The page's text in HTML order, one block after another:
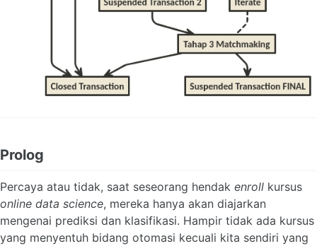
Prolog
Percaya atau tidak, saat seseorang hendak enroll kursus
online data science, mereka hanya akan diajarkan
mengenai prediksi dan klasifikasi. Hampir tidak ada kursus
yang menyentuh bidang otomasi kecuali kita sendiri yang